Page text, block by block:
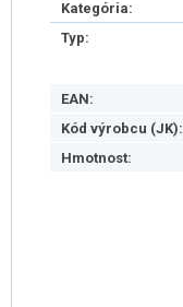
Kategória:
Typ:
EAN:
Kód výrobcu (JK):
Hmotnost: